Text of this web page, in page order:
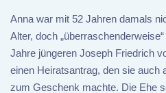
Anna war mit 52 Jahren damals
Alter, doch
Jahre jüngeren Joseph Friedrich
einen Heiratsantrag, den sie auch
zum Geschenk machte. Die Ehe